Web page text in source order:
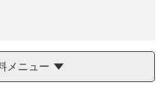
メニュー